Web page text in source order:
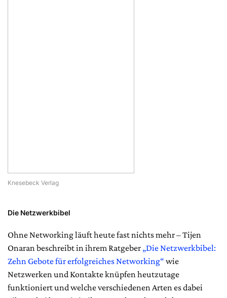
Knesebeck Verlag
Die Netzwerkbibel
Ohne Networking läuft heute fast nichts mehr – Tijen
Onaran beschreibt in ihrem Ratgeber „Die Netzwerkbibel:
Zehn Gebote für erfolgreiches Networking“ wie
Netzwerken und Kontakte knüpfen heutzutage
funktioniert und welche verschiedenen Arten es dabei